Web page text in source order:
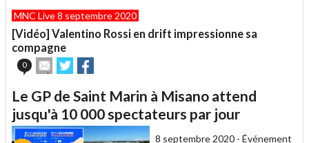
ami
MNC Live 8 septembre 2020
[Vidéo] Valentino Rossi en drift impressionne sa
compagne
0
Envoyer
cet
à
un
ami
Partager
sur sur
Le GP de Saint Marin à Misano attend
jusqu'à 10 000 spectateurs par jour
8 septembre 2020 - Événement